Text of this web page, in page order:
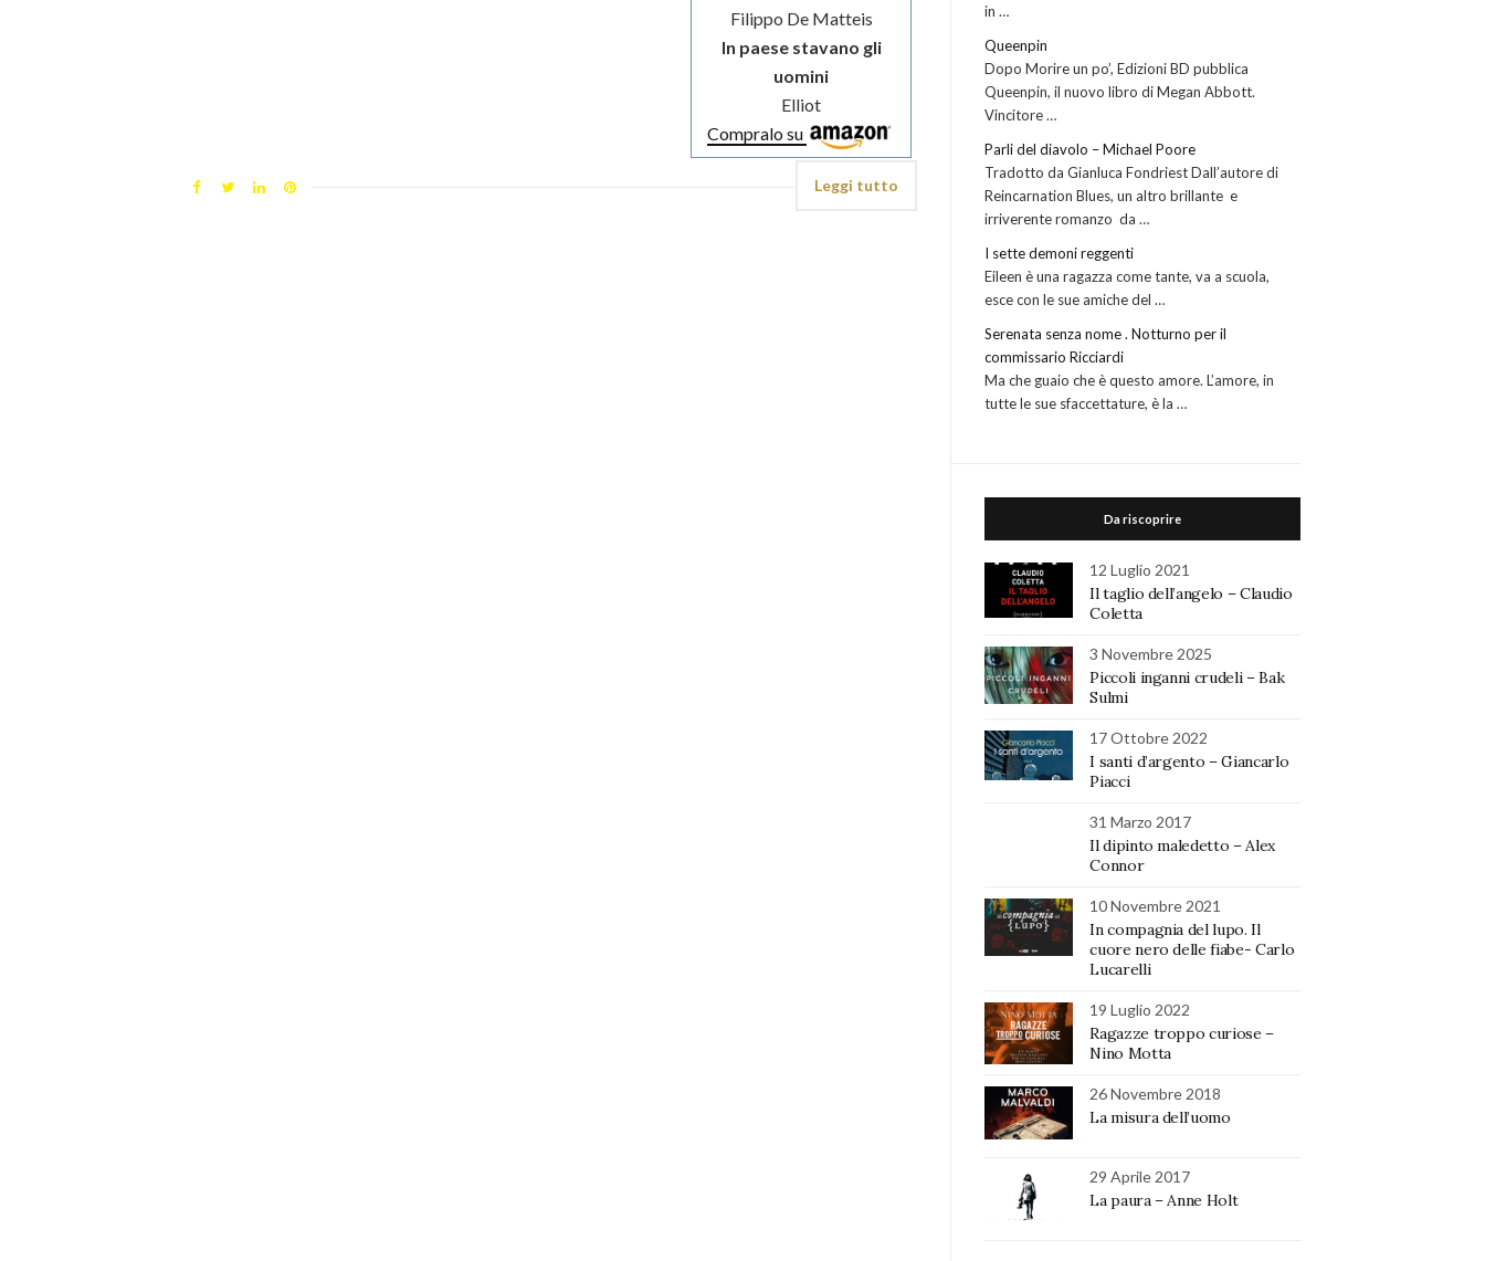
Filippo De Matteis
In paese stavano gli
uomini
Elliot
Compralo su
Leggi tutto
in …
Queenpin
Dopo Morire un po’, Edizioni BD pubblica
Queenpin, il nuovo libro di Megan Abbott.
Vincitore …
Parli del diavolo – Michael Poore
Tradotto da Gianluca Fondriest Dall’autore di
Reincarnation Blues, un altro brillante e
irriverente romanzo da …
I sette demoni reggenti
Eileen è una ragazza come tante, va a scuola,
esce con le sue amiche del …
Serenata senza nome . Notturno per il
commissario Ricciardi
Ma che guaio che è questo amore. L’amore, in
tutte le sue sfaccettature, è la …
Da riscoprire
12 Luglio 2021
Il taglio dell’angelo – Claudio
Coletta
3 Novembre 2025
Piccoli inganni crudeli – Bak
Sulmi
17 Ottobre 2022
I santi d’argento – Giancarlo
Piacci
31 Marzo 2017
Il dipinto maledetto – Alex
Connor
10 Novembre 2021
In compagnia del lupo. Il
cuore nero delle fiabe- Carlo
Lucarelli
19 Luglio 2022
Ragazze troppo curiose –
Nino Motta
26 Novembre 2018
La misura dell’uomo
29 Aprile 2017
La paura – Anne Holt